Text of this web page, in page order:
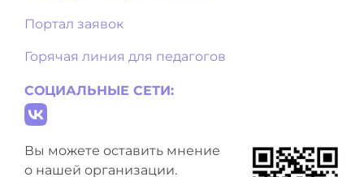
Портал заявок
Горячая линия для педагогов
СОЦИАЛЬНЫЕ СЕТИ:
Вы можете оставить мнение
о нашей организации.